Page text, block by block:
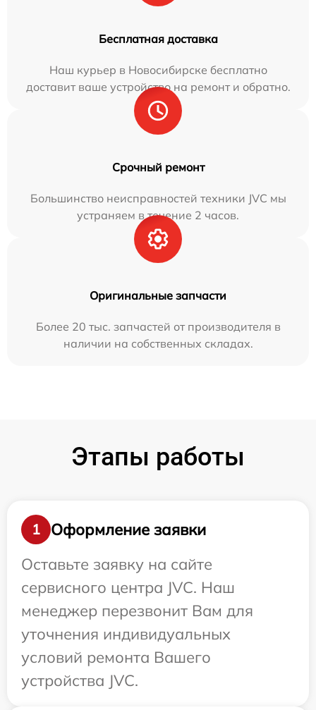
Бесплатная доставка
Наш курьер в Новосибирске бесплатно
доставит ваше устройство на ремонт и обратно.
Срочный ремонт
Большинство неисправностей техники JVC мы
устраняем в течение 2 часов.
Оригинальные запчасти
Более 20 тыс. запчастей от производителя в
наличии на собственных складах.
Этапы работы
1
Оформление заявки
Оставьте заявку на сайте
сервисного центра JVC. Наш
менеджер перезвонит Вам для
уточнения индивидуальных
условий ремонта Вашего
устройства JVC.